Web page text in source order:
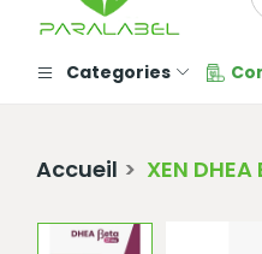
Categories
Accueil XEN